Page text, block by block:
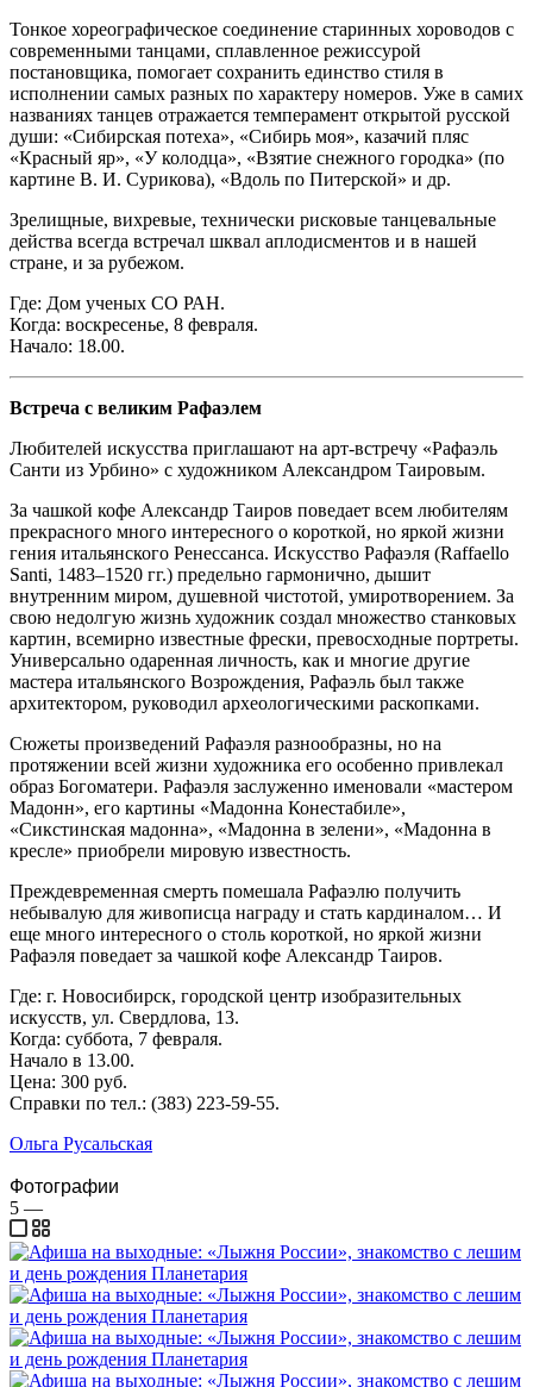
Тонкое хореографическое соединение старинных хороводов с
современными танцами, сплавленное режиссурой
постановщика, помогает сохранить единство стиля в
исполнении самых разных по характеру номеров. Уже в самих
названиях танцев отражается темперамент открытой русской
души: «Сибирская потеха», «Сибирь моя», казачий пляс
«Красный яр», «У колодца», «Взятие снежного городка» (по
картине В. И. Сурикова), «Вдоль по Питерской» и др.
Зрелищные, вихревые, технически рисковые танцевальные
действа всегда встречал шквал аплодисментов и в нашей
стране, и за рубежом.
Где: Дом ученых СО РАН.
Когда: воскресенье, 8 февраля.
Начало: 18.00.
Встреча с великим Рафаэлем
Любителей искусства приглашают на арт-встречу «Рафаэль
Санти из Урбино» с художником Александром Таировым.
За чашкой кофе Александр Таиров поведает всем любителям
прекрасного много интересного о короткой, но яркой жизни
гения итальянского Ренессанса. Искусство Рафаэля (Raffaello
Santi, 1483–1520 гг.) предельно гармонично, дышит
внутренним миром, душевной чистотой, умиротворением. За
свою недолгую жизнь художник создал множество станковых
картин, всемирно известные фрески, превосходные портреты.
Универсально одаренная личность, как и многие другие
мастера итальянского Возрождения, Рафаэль был также
архитектором, руководил археологическими раскопками.
Сюжеты произведений Рафаэля разнообразны, но на
протяжении всей жизни художника его особенно привлекал
образ Богоматери. Рафаэля заслуженно именовали «мастером
Мадонн», его картины «Мадонна Конестабиле»,
«Сикстинская мадонна», «Мадонна в зелени», «Мадонна в
кресле» приобрели мировую известность.
Преждевременная смерть помешала Рафаэлю получить
небывалую для живописца награду и стать кардиналом… И
еще много интересного о столь короткой, но яркой жизни
Рафаэля поведает за чашкой кофе Александр Таиров.
Где: г. Новосибирск, городской центр изобразительных
искусств, ул. Свердлова, 13.
Когда: суббота, 7 февраля.
Начало в 13.00.
Цена: 300 руб.
Справки по тел.: (383) 223-59-55.
Ольга Русальская
Фотографии
5 —